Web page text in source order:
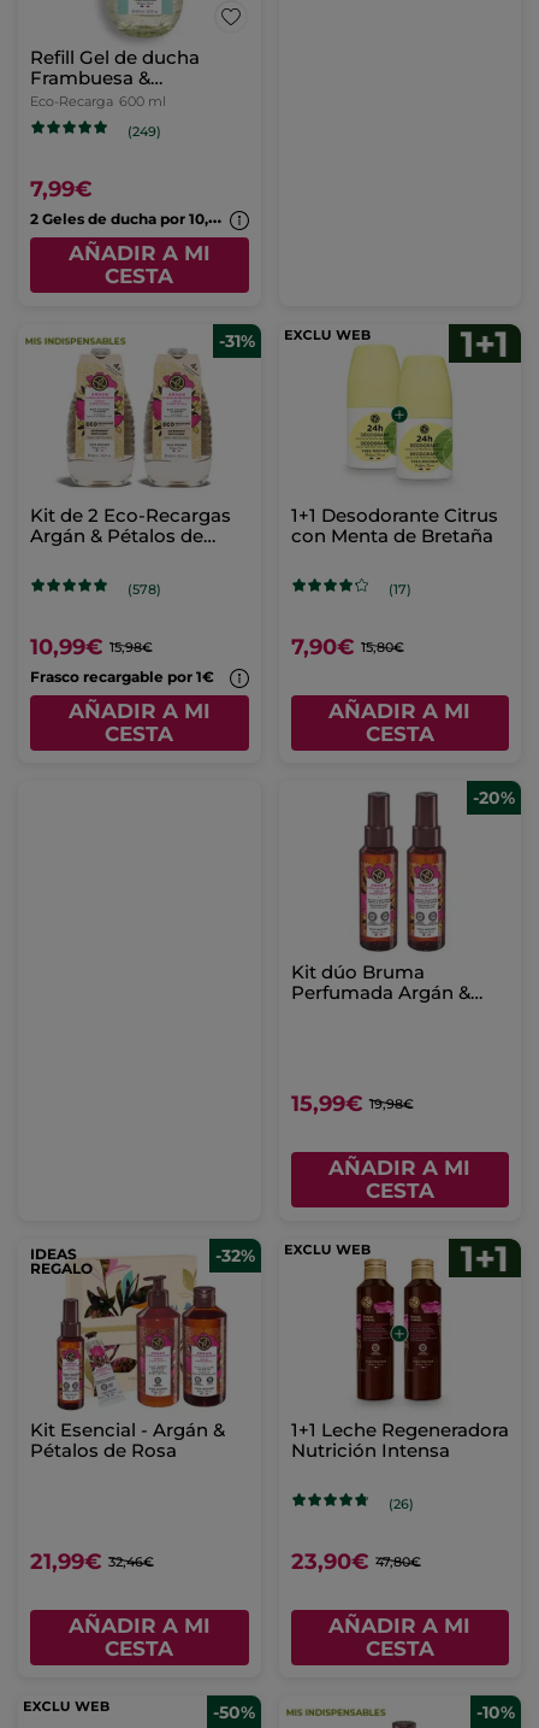
Refill Gel de ducha
Frambuesa &
Hierbabuena
Eco-Recarga 600 ml
(249)
7,99€
2
Geles de ducha por 10,99€
AÑADIR A MI
CESTA
-31%
Kit de 2 Eco-Recargas
Argán & Pétalos de
(578)
10,99€ 15,98€
Frasco recargable por 1€
AÑADIR A MI
CESTA
1+1 Desodorante Citrus
con Menta de Bretaña
(17)
7,90€ 15,80€
AÑADIR A MI
CESTA
-20%
Kit dúo Bruma
Perfumada Argán &
15,99€ 19,98€
AÑADIR A MI
CESTA
IDEAS
REGALO
-32%
Kit Esencial - Argán &
Pétalos de Rosa
21,99€ 32,46€
AÑADIR A MI
CESTA
1+1 Leche Regeneradora
Nutrición Intensa
(26)
23,90€ 47,80€
AÑADIR A MI
CESTA
-50% -10%